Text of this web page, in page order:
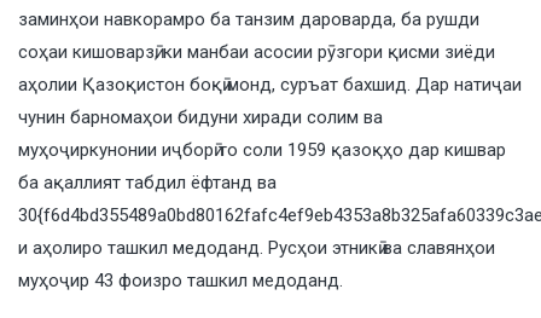
заминҳои навкорамро ба танзим дароварда, ба рушди
соҳаи кишоварзӣ, ки манбаи асосии рӯзгори қисми зиёди
аҳолии Қазоқистон боқӣ монд, суръат бахшид. Дар натиҷаи
чунин барномаҳои бидуни хиради солим ва
муҳоҷиркунонии иҷборӣ то соли 1959 қазоқҳо дар кишвар
ба ақаллият табдил ёфтанд ва
и аҳолиро ташкил медоданд. Русҳои этникӣ ва славянҳои
муҳоҷир 43 фоизро ташкил медоданд.